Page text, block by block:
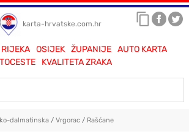
karta-hrvatske.com.hr
RIJEKA OSIJEK ŽUPANIJE
AUTO KARTA
KVALITETA ZRAKA
dalmatinska/ Vrgorac/ Rašćane